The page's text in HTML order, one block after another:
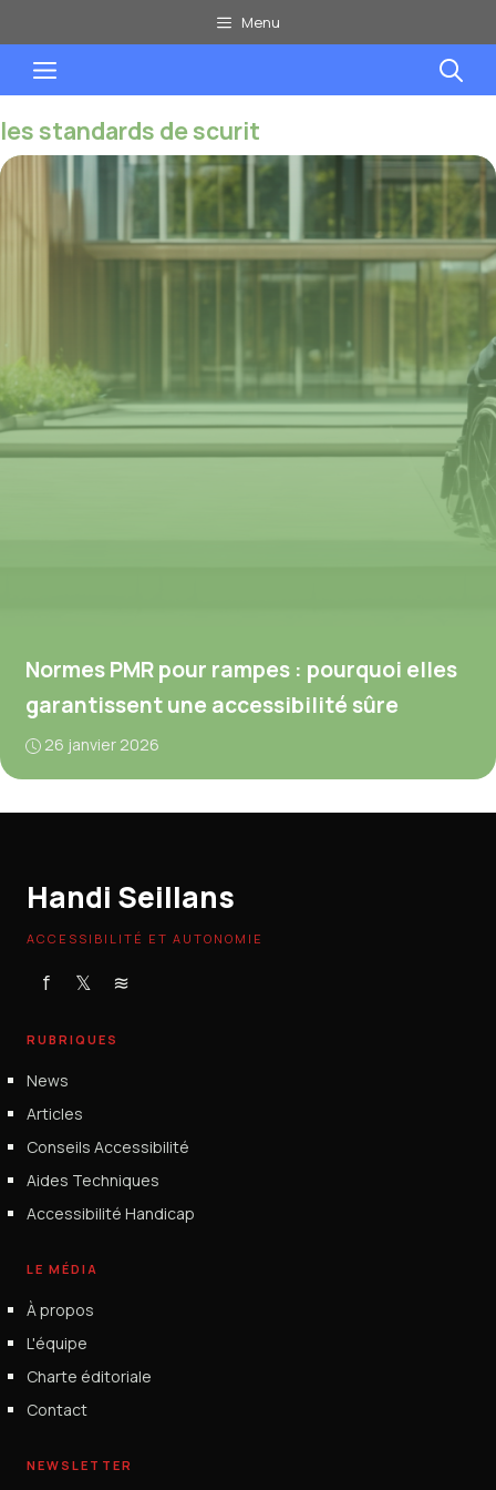
au
contenu
Menu
Menu
les standards de scurit
Normes PMR pour rampes : pourquoi elles
garantissent une accessibilité sûre
26 janvier 2026
Handi Seillans
ACCESSIBILITÉ ET AUTONOMIE
f 𝕏 ≋
RUBRIQUES
News
Articles
Conseils Accessibilité
Aides Techniques
Accessibilité Handicap
LE MÉDIA
À propos
L'équipe
Charte éditoriale
Contact
NEWSLETTER